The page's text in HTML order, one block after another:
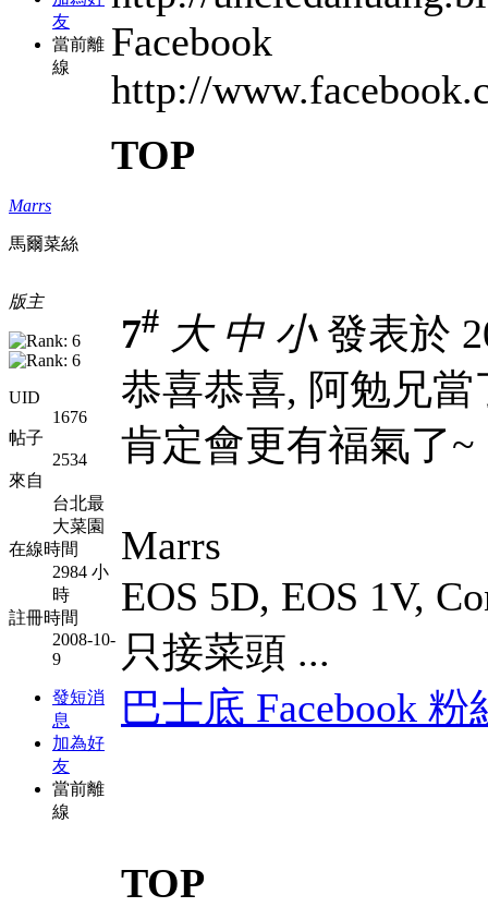
友
當前離
線
Facebook
http://
TOP
Marrs
馬爾菜絲
版主
UID
1676
帖子
2534
來自
台北最
大菜園
在線時間
2984 小
時
註冊時間
2008-10-
9
發短消
息
加為好
友
當前離
線
7# 大 中 小發表於
恭喜恭喜, 阿勉兄
肯定會更有福氣了~
Marrs
EOS 5D, EOS 1V,
只接菜頭 ...
巴士底 Facebook
TOP